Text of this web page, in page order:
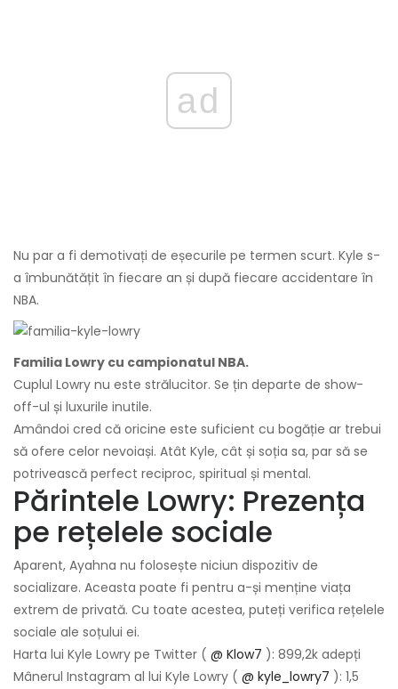
ad
Nu par a fi demotivați de eșecurile pe termen scurt. Kyle s-
a îmbunătățit în fiecare an și după fiecare accidentare în
NBA.
Familia Lowry cu campionatul NBA.
Cuplul Lowry nu este strălucitor. Se țin departe de show-
off-ul și luxurile inutile.
Amândoi cred că oricine este suficient cu bogăție ar trebui
să ofere celor nevoiași. Atât Kyle, cât și soția sa, par să se
potrivească perfect reciproc, spiritual și mental.
Părintele Lowry: Prezența
pe rețelele sociale
Aparent, Ayahna nu folosește niciun dispozitiv de
socializare. Aceasta poate fi pentru a-și menține viața
extrem de privată. Cu toate acestea, puteți verifica rețelele
sociale ale soțului ei.
Harta lui Kyle Lowry pe Twitter ( @ Klow7 ): 899,2k adepți
Mânerul Instagram al lui Kyle Lowry ( @ kyle_lowry7 ): 1,5